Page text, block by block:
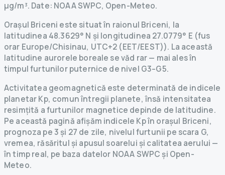
µg/m³. Date: NOAA SWPC, Open-Meteo.
Orașul Briceni este situat în raionul Briceni, la
latitudinea 48.3629° N și longitudinea 27.0779° E (fus
orar Europe/Chisinau, UTC+2 (EET/EEST)). La această
latitudine aurorele boreale se văd rar — mai ales în
timpul furtunilor puternice de nivel G3–G5.
Activitatea geomagnetică este determinată de indicele
planetar Kp, comun întregii planete, însă intensitatea
resimțită a furtunilor magnetice depinde de latitudine.
Pe această pagină afișăm indicele Kp în orașul Briceni,
prognoza pe 3 și 27 de zile, nivelul furtunii pe scara G,
vremea, răsăritul și apusul soarelui și calitatea aerului —
în timp real, pe baza datelor NOAA SWPC și Open-
Meteo.